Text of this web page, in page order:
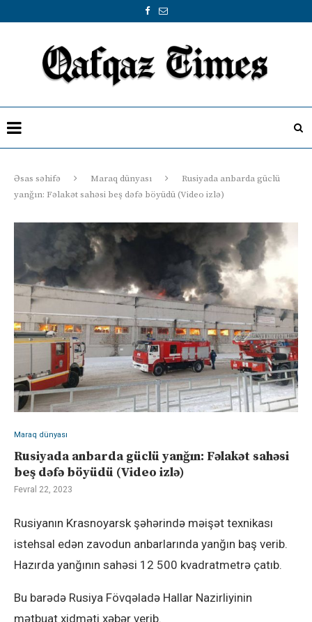
Əsas səhifə Maraq dünyası
Rusiyada anbarda güclü
yanğın: Fəlakət sahəsi beş dəfə böyüdü (Video izlə)
Maraq dünyası
Rusiyada anbarda güclü yanğın: Fəlakət sahəsi
beş dəfə böyüdü (Video izlə)
Fevral 22, 2023
Rusiyanın Krasnoyarsk şəhərində məişət texnikası
istehsal edən zavodun anbarlarında yanğın baş verib.
Hazırda yanğının sahəsi 12 500 kvadratmetrə çatıb.
Bu barədə Rusiya Fövqəladə Hallar Nazirliyinin
mətbuat xidməti xəbər verib.